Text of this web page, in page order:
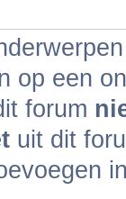
op een
forum
uit dit